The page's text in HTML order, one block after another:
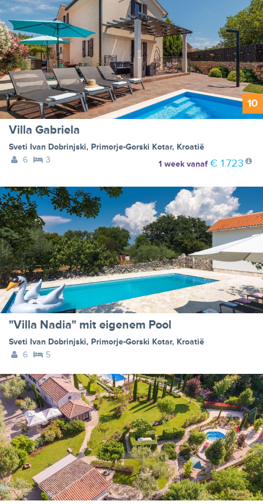
10
Villa Gabriela
Sveti Ivan Dobrinjski, Primorje-Gorski Kotar, Kroatië
6
3 1 weekvanaf € 1.723
"Villa Nadia" mit eigenem Pool
Sveti Ivan Dobrinjski, Primorje-Gorski Kotar, Kroatië
6
5